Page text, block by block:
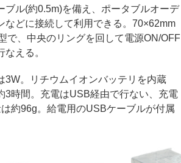
ブル(約0.5m)を備え、ポータブルオーデ
などに接続して利用できる。70×62mm
で、中央のリングを回して電源ON/OFF
える。
。リチウムイオンバッテリを内蔵
3時間。充電はUSB経由で行ない、充電
約96g。給電用のUSBケーブルが付属